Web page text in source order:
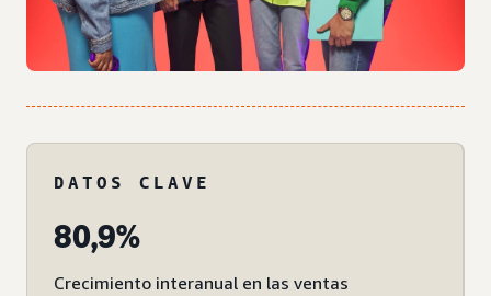
DATOS CLAVE
80,9%
Crecimiento interanual en las ventas